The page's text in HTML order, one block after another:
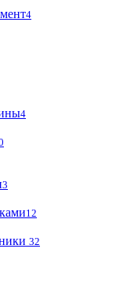
4
4
3
12
32